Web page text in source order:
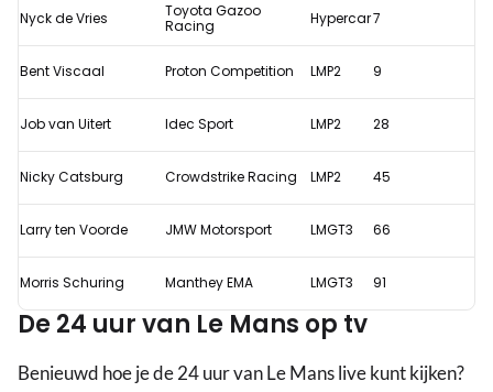
uur
van
Le
vandaag?
Nyck de Vries
Toyota Gazoo
Racing
Hypercar7
Bent Viscaal Proton Competition LMP2 9
Job van Uitert Idec Sport LMP2 28
Nicky Catsburg Crowdstrike Racing LMP2 45
Larry ten Voorde JMW Motorsport LMGT3 66
Morris Schuring Manthey EMA LMGT3 91
De 24 uur van Le Mans op tv
Benieuwd hoe je de 24 uur van Le Mans live kunt kijken?